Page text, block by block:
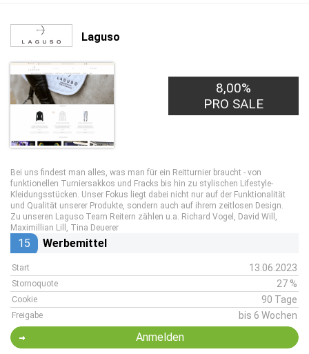
Laguso
8,00%
PRO SALE
Bei uns findest man alles, was man für ein Reitturnier braucht - von
funktionellen Turniersakkos und Fracks bis hin zu stylischen Lifestyle-
Kleidungsstücken. Unser Fokus liegt dabei nicht nur auf der Funktionalität
und Qualität unserer Produkte, sondern auch auf ihrem zeitlosen Design.
Zu unseren Laguso Team Reitern zählen u.a. Richard Vogel, David Will,
Maximillian Lill, Tina Deuerer
15 Werbemittel
Start 13.06.2023
Stornoquote 27 %
Cookie 90 Tage
Freigabe bis 6 Wochen
Anmelden